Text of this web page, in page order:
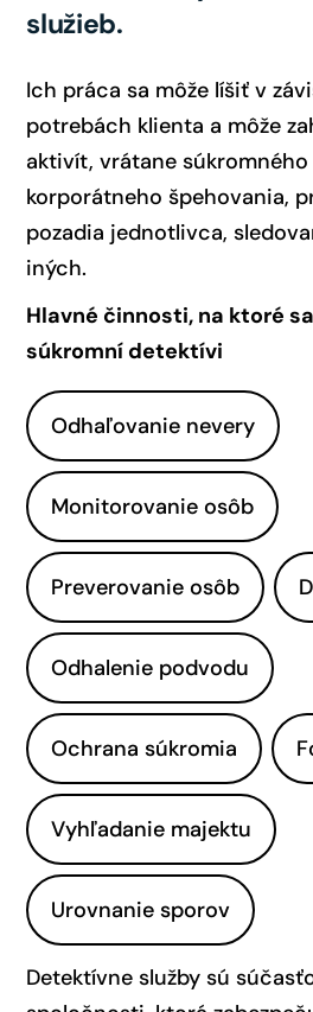
služieb.
Ich práca sa môže líšiť v
potrebách klienta a môže
aktivít, vrátane
korporátneho špehovania,
pozadia jednotlivca,
iných.
Hlavné činnosti, na ktoré
súkromní detektívi
Odhaľovanie nevery
Monitorovanie osôb
Preverovanie osôb
Odhalenie podvodu
Ochrana súkromia
Vyhľadanie majektu
Urovnanie sporov
Detektívne služby sú